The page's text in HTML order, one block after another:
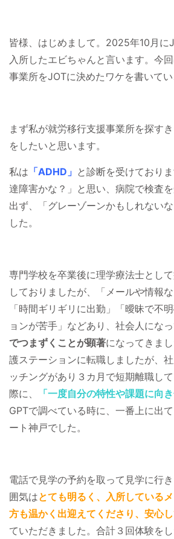
皆様、はじめまして。2025年10月に
入所したエビちゃんと言います。今
事業所をJOTに決めたワケを書いてい
まず私が就労移行支援事業所を探す
をしたいと思います。
私は 「ADHD」 と診断を受けており
達障害かな？」と思い、病院で検査
出ず、「グレーゾーンかもしれない
した。
専門学校を卒業後に理学療法士とし
しておりましたが、「メールや情報
「時間ギリギリに出勤」「曖昧で不
ョンが苦手」などあり、社会人にな
でつまずくことが顕著になってきま
護ステーションに転職しましたが、
ッチングがあり３カ月で短期離職し
際に、
「一度自分の特性や課題に向き
GPTで調べている時に、一番上に出
ート神戸でした。
電話で見学の予約を取って見学に行
囲気はとても明るく、入所している
方も温かく出迎えてくださり、安心
ていただきました。合計３回体験を